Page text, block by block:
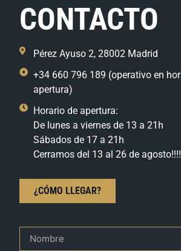
CONTACTO
Pérez Ayuso 2, 28002 Madrid
+34 660 796 189 (operativo en
apertura)
Horario de apertura:
De lunes a viernes de 13 a 21h
Sábados de 17 a 21h
Cerramos del 13 al 26 de agosto!!!!
¿CÓMO LLEGAR?